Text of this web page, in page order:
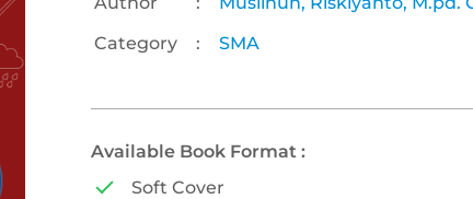
Category
: SMA
Available Book Format :
Soft Cover